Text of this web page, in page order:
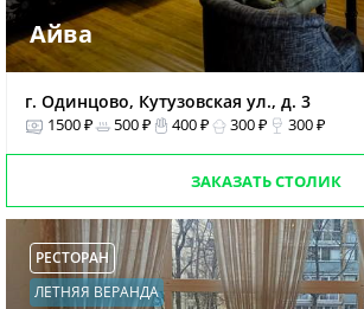
Айва
г. Одинцово, Кутузовская ул., д. 3
1500 ₽ 500 ₽ 400 ₽ 300 ₽ 300 ₽
ЗАКАЗАТЬ СТОЛИК
РЕСТОРАН
ЛЕТНЯЯ ВЕРАНДА